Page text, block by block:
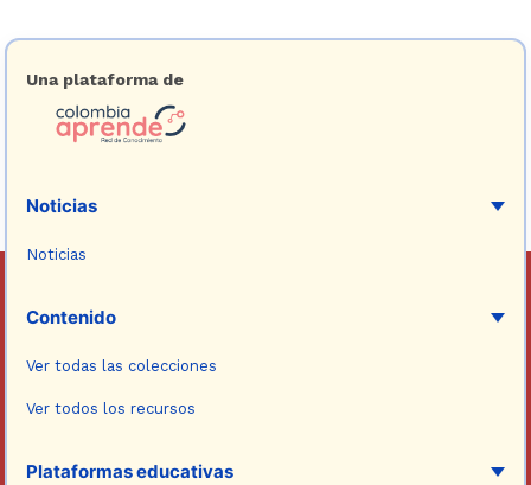
Una plataforma de
Noticias
Noticias
Contenido
Ver todas las colecciones
Ver todos los recursos
Plataformas educativas